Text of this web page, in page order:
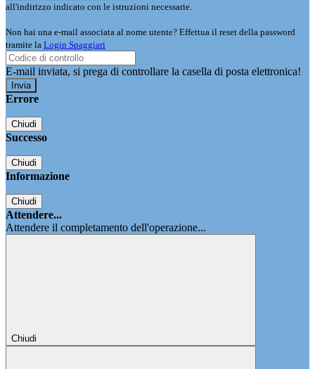
all'indirizzo indicato con le istruzioni necessarie.
Non hai una e-mail associata al nome utente? Effettua il reset della password
tramite la Login Spaggiari
E-mail inviata, si prega di controllare la casella di posta elettronica!
Errore
Chiudi
Successo
Chiudi
Informazione
Chiudi
Attendere...
Attendere il completamento dell'operazione...
Chiudi